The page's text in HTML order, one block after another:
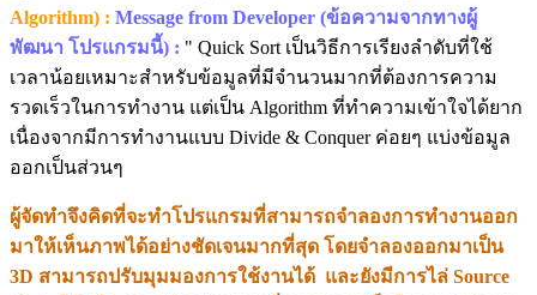
Algorithm) : Message from Developer (ข้อความจากทางผู้
พัฒนา โปรแกรมนี้) : " Quick Sort เป็นวิธีการเรียงลำดับที่ใช้
เวลาน้อยเหมาะสำหรับข้อมูลที่มีจำนวนมากที่ต้องการความ
รวดเร็วในการทำงาน แต่เป็น Algorithm ที่ทำความเข้าใจได้ยาก
เนื่องจากมีการทำงานแบบ Divide & Conquer ค่อยๆ แบ่งข้อมูล
ออกเป็นส่วนๆ
ผู้จัดทำจึงคิดที่จะทำโปรแกรมที่สามารถจำลองการทำงานออก
มาให้เห็นภาพได้อย่างชัดเจนมากที่สุด โดยจำลองออกมาเป็น
3D สามารถปรับมุมมองการใช้งานได้ และยังมีการไล่ Source